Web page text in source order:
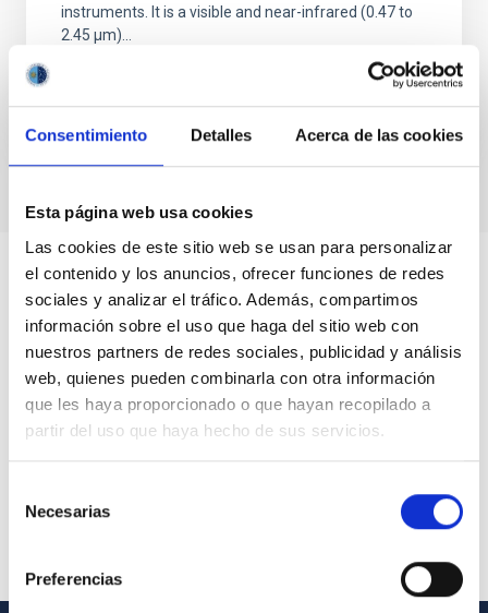
Consentimiento Detalles Acerca de las cookies
Esta página web usa cookies
Las cookies de este sitio web se usan para personalizar
el contenido y los anuncios, ofrecer funciones de redes
sociales y analizar el tráfico. Además, compartimos
información sobre el uso que haga del sitio web con
nuestros partners de redes sociales, publicidad y análisis
web, quienes pueden combinarla con otra información
que les haya proporcionado o que hayan recopilado a
partir del uso que haya hecho de sus servicios.
Necesarias
Preferencias
instruments. It is a visible and near-infrared (0.47 to
2.45 µm)...